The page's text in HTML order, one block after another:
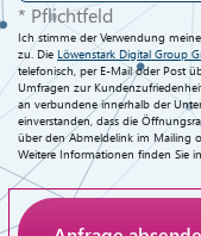
* Pflichtfeld
Ich stimme der Verwendung
zu. Die Löwenstark Digital Group
telefonisch, per E-Mail oder Post
Umfragen zur
an verbundene innerhalb der
einverstanden, dass die
über den Abmeldelink im Mailing
Weitere Informationen finden Sie